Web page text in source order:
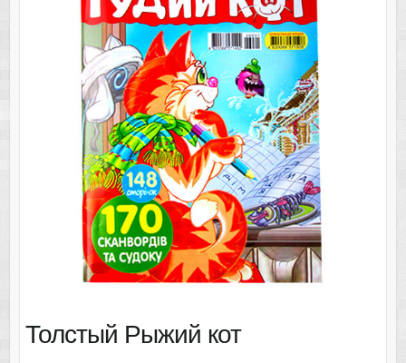
Толстый Рыжий кот